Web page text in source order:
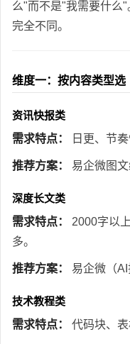
么"而不是"我需要什么
完全不同。
维度一：按内容类型选
资讯快报类
需求特点：
日更、节
推荐方案： 易企微图
深度长文类
需求特点：
2000字以
多。
推荐方案： 易企微（AI
技术教程类
需求特点：
代码块、表